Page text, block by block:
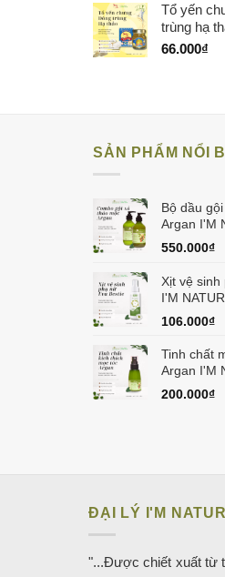
Tổ yến
trùng hạ
66.000₫
SẢN PHẨM NỔI
Bộ dầu
Argan I'M
550.000₫
Xịt vệ
I'M
106.000₫
Tinh chất
Argan I'M
200.000₫
ĐẠI LÝ I'M
"...Được chiết xuất từ